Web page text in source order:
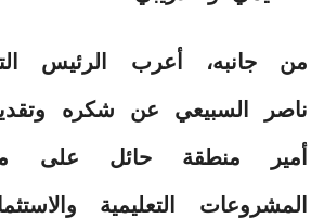
من جانبه، أعرب الرئيس
ناصر السبيعي عن شكره
أمير منطقة حائل على
المشروعات التعليمية